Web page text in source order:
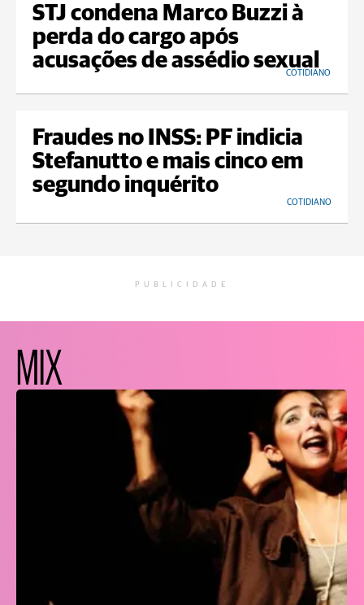
STJ condena Marco Buzzi à
perda do cargo após
acusações de assédio sexual
COTIDIANO
Fraudes no INSS: PF indicia
Stefanutto e mais cinco em
segundo inquérito
COTIDIANO
PUBLICIDADE
MIX